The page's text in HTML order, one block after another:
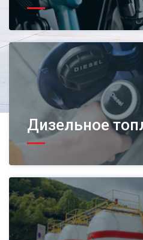
Дизельное